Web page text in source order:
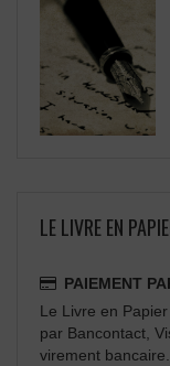
LE LIVRE EN
PAIEMENT
Le Livre en
par Bancontact,
virement bancaire.